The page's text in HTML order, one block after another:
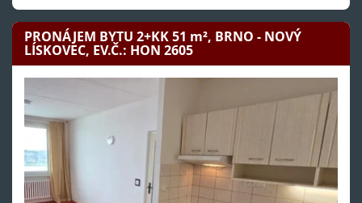
PRONÁJEM BYTU 2+KK 51 m², BRNO - NOVÝ
LÍSKOVEC, EV.Č.: HON 2605